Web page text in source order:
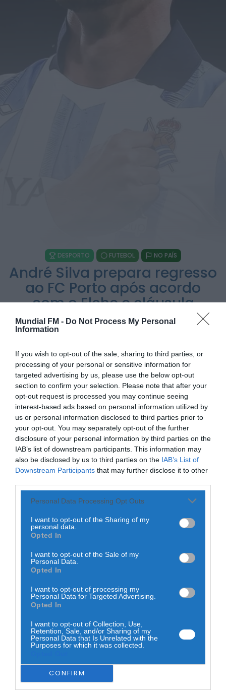
Mundial FM - Do Not Process My Personal
Information
If you wish to opt-out of the sale, sharing to third parties, or
processing of your personal or sensitive information for
targeted advertising by us, please use the below opt-out
section to confirm your selection. Please note that after your
opt-out request is processed you may continue seeing
interest-based ads based on personal information utilized by
us or personal information disclosed to third parties prior to
your opt-out. You may separately opt-out of the further
disclosure of your personal information by third parties on the
IAB’s list of downstream participants. This information may
also be disclosed by us to third parties on the IAB’s List of
Downstream Participants that may further disclose it to other
Personal Data Processing Opt Outs
I want to opt-out of the Sharing of my
personal data.
Opted In
I want to opt-out of the Sale of my
Personal Data.
Opted In
I want to opt-out of processing my
Personal Data for Targeted Advertising.
Opted In
I want to opt-out of Collection, Use,
Retention, Sale, and/or Sharing of my
Personal Data that Is Unrelated with the
Purposes for which it was collected.
CONFIRM
Rádio Caria
Castelo de Belmonte recebe observação do
eclipse solar
ONTEM, 22:53
Diário Criminal
telecomunicações....
Diário Criminal
Homem detido nos Açores por suspeitas de
violação e violência doméstica
ONTEM, 14:17
DESPORTO FUTEBOL NO PAÍS
André Silva prepara regresso
ao FC Porto após acordo
com o Elche e cláusula
ajustada
O FC Porto está muito perto de garantir o regresso de
André Silva, num processo que terá sido facilitado por um
pedido feito pelo avançado ao seu atual clube, o Elche CF.
Segundo a imprensa desportiva, o internacional português
terá solicitado, no momento da assinatura pelo emblema
espanhol, a inclusão de uma cláusula de rescisão reduzida
especificamente para o caso de surgir uma oportunidade
de regressar ao Dragão. Assim, o valor teria ficado
estabelecido em cerca de 4 milhões de euros para o FC
clubes.
A intenção do jogador seria clara desde o início: manter
aberta a porta para um eventual regresso ao clube onde
se destacou. Essa possibilidade acabou por ganhar força
no final da época, com negociações a avançarem de
forma significativa e um entendimento praticamente
PARTILHAR ESTE ARTIGO
WhatsApp
Facebook
Messenger
Bluesky
TrelloTelegram
Copy
Link